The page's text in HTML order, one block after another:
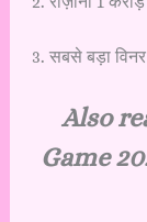
3. सबसे बड़ा
Also
Game